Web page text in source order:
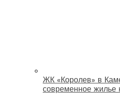
ЖК «Королев» в
современное жилье